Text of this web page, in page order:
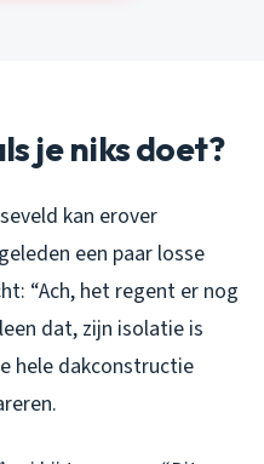
je niks doet?
kan erover
een paar losse
“Ach, het regent er nog
dat, zijn isolatie is
hele dakconstructie